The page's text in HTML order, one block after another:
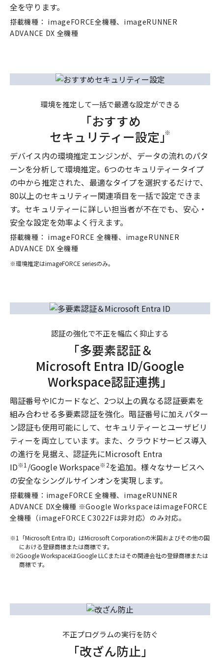
全を守ります。
搭載機種： imageFORCE全機種、imageRUNNER
ADVANCE DX 全機種
環境を推定して一括で最適な設定ができる
「おすすめ
セキュリティー設定」
※
デバイス内の環境推定エンジンが、データの流れのパタ
ーンを分析して環境推定。6つのセキュリティータイプ
の中から推定された、最適なタイプを選択するだけで、
80以上のセキュリティー関連項目を一括で設定できま
す。セキュリティーに詳しい担当者が不在でも、安心・
安全な設定を効率よく行えます。
搭載機種： imageFORCE 全機種、imageRUNNER
ADVANCE DX 全機種
※環境推定はimageFORCE seriesのみ。
認証の強化で不正を幅広く抑止する
「多要素認証＆
Microsoft Entra ID/Google
Workspace認証連携」
暗証番号やICカードなど、2つ以上の異なる認証要素を
組み合わせる多要素認証を強化。暗証番号に加えパター
ン認証も使用可能にして、セキュリティーとユーザビリ
ティーを両立しています。また、クラウドサービス導入
の進行を見据え、認証先にMicrosoft Entra
ID※1 /Google Workspace※2を追加。様々なサービスへ
の安全なシングルサインオンを実現します。
搭載機種：imageFORCE 全機種、imageRUNNER
ADVANCE DX全機種 ※Google WorkspaceはimageFORCE
全機種（imageFORCE C3022Fは非対応）のみ対応。
※1
「Microsoft Entra ID」はMicrosoft Corporationの米国およびその他の国
における登録商標または商標です。
※2Google WorkspaceはGoogle LLCまたはその関連会社の登録商標または
商標です。
不正プログラムの実行を防ぐ
「改ざん防止」